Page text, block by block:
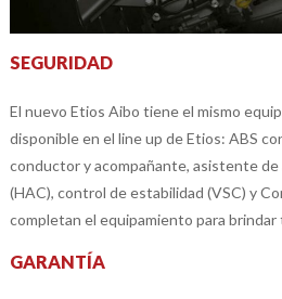
SEGURIDAD
El nuevo Etios Aibo tiene el mismo
disponible en el line up de Etios: ABS
conductor y acompañante, asistente
(HAC), control de estabilidad (VSC) y
completan el equipamiento para
GARANTÍA